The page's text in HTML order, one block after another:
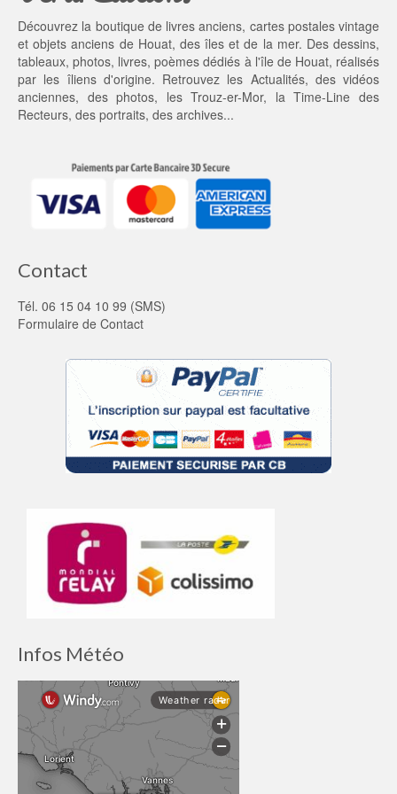
5,
0
0 €.
Découvrez la boutique de livres anciens, cartes postales vintage
et objets anciens de Houat, des îles et de la mer. Des dessins,
tableaux, photos, livres, poèmes dédiés à l'île de Houat, réalisés
par les îliens d'origine. Retrouvez les Actualités, des vidéos
anciennes, desphotos, lesTrouz-er-Mor, laTime-Line des
Recteurs, des portraits, des archives...
Contact
Tél. 06 15 04 10 99 (SMS)
Formulaire de Contact
Infos Météo